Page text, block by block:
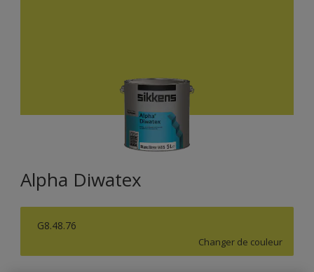
Alpha Diwatex
G8.48.76
Changer de couleur